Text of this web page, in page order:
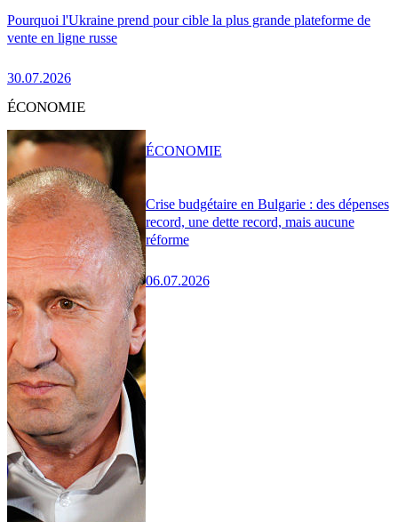
Pourquoi l'Ukraine prend pour cible la plus grande plateforme de
vente en ligne russe
30.07.2026
ÉCONOMIE
Crise budgétaire en Bulgarie : des dépenses
record, une dette record, mais aucune
réforme
06.07.2026
ÉCONOMIE